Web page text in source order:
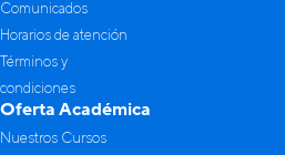
Comunicados
Horarios de atención
Términos y
condiciones
Oferta Académica
Nuestros Cursos